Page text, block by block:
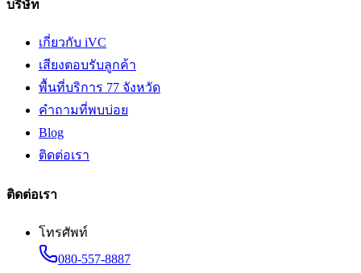
บริษัท
เกี่ยวกับ iVC
เสียงตอบรับลูกค้า
พื้นที่บริการ 77 จังหวัด
คำถามที่พบบ่อย
Blog
ติดต่อเรา
ติดต่อเรา
โทรศัพท์
080-557-8887